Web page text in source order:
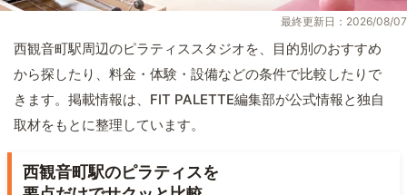
最終更新日：2026/08/07
西観音町駅周辺のピラティススタジオを、目的別のおすすめ
から探したり、料金・体験・設備などの条件で比較したりで
きます。掲載情報は、FIT PALETTE編集部が公式情報と独自
取材をもとに整理しています。
西観音町駅のピラティスを